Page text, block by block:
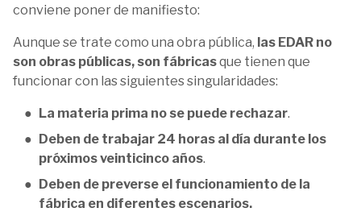
conviene poner de manifiesto:
Aunque se trate como una obra pública, las EDAR no
son obras públicas, son fábricasque tienen que
funcionar con las siguientes singularidades:
La materia prima no se puede rechazar.
Deben de trabajar 24 horas al día durante los
próximos veinticinco años.
Deben de preverse el funcionamiento de la
fábrica en diferentes escenarios.